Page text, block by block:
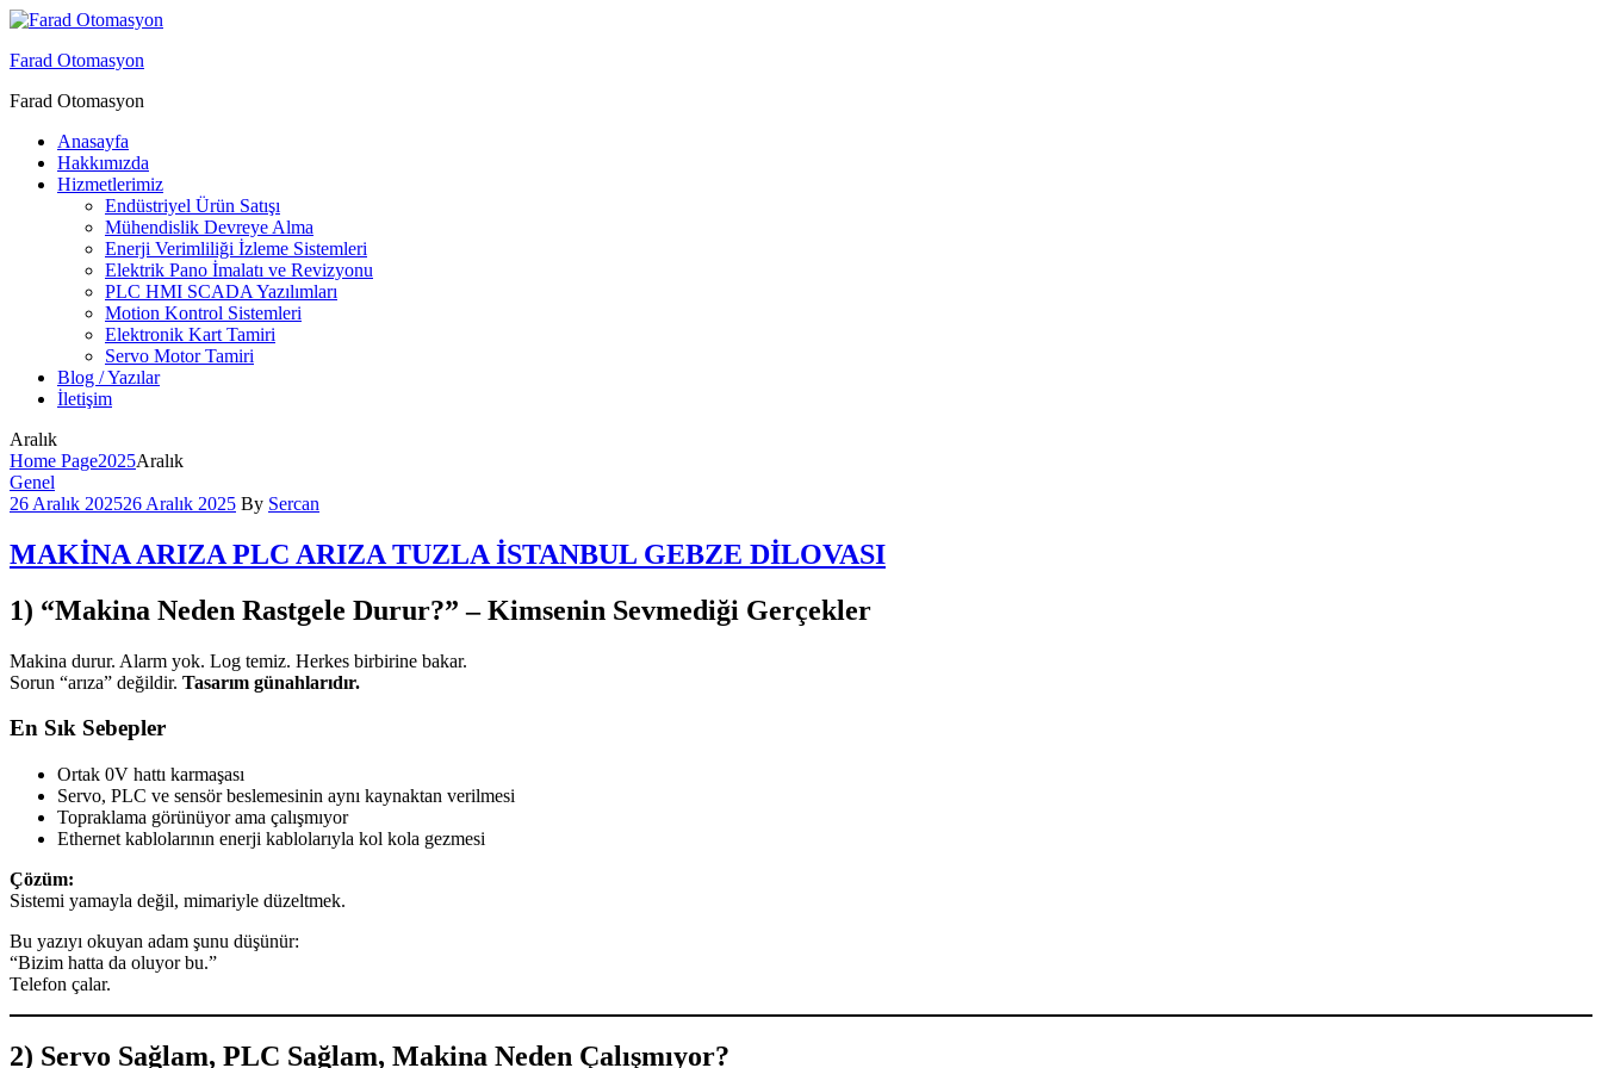
Menu
Farad Otomasyon
Farad Otomasyon
Anasayfa
Hakkımızda
Hizmetlerimiz
Endüstriyel Ürün Satışı
Mühendislik Devreye Alma
Enerji Verimliliği İzleme Sistemleri
Elektrik Pano İmalatı ve Revizyonu
PLC HMI SCADA Yazılımları
Motion Kontrol Sistemleri
Elektronik Kart Tamiri
Servo Motor Tamiri
Blog / Yazılar
İletişim
Aralık
Home Page2025Aralık
Categories
Genel
26 Aralık 202526 Aralık 2025 By Sercan
MAKİNA ARIZA PLC ARIZA TUZLA İSTANBUL GEBZE DİLOVASI
1) “Makina Neden Rastgele Durur?” – Kimsenin Sevmediği Gerçekler
Makina durur. Alarm yok. Log temiz. Herkes birbirine bakar.
Sorun “arıza” değildir. Tasarım günahlarıdır.
En Sık Sebepler
Ortak 0V hattı karmaşası
Servo, PLC ve sensör beslemesinin aynı kaynaktan verilmesi
Topraklama görünüyor ama çalışmıyor
Ethernet kablolarının enerji kablolarıyla kol kola gezmesi
Çözüm:
Sistemi yamayla değil, mimariyle düzeltmek.
Bu yazıyı okuyan adam şunu düşünür:
“Bizim hatta da oluyor bu.”
Telefon çalar.
2) Servo Sağlam, PLC Sağlam, Makina Neden Çalışmıyor?